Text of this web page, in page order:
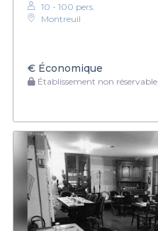
10 - 100 pers.
Montreuil
€ Économique
Établissement non réservable